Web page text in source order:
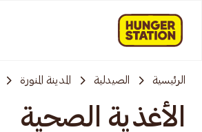
الرئيسية الصيدلية المدينة المنورة
الأغذية الصحية